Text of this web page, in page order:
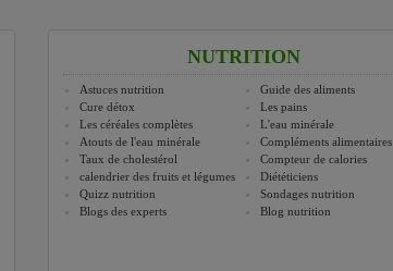
NUTRITION
Astuces nutrition
Guide des aliments
Cure détox
Les pains
Les céréales complètes
L'eau minérale
Atouts de l'eau minérale
Compléments alimentaires
Taux de cholestérol
Compteur de calories
calendrier des fruits et légumes
Diététiciens
Quizz nutrition
Sondages nutrition
Blogs des experts
Blog nutrition